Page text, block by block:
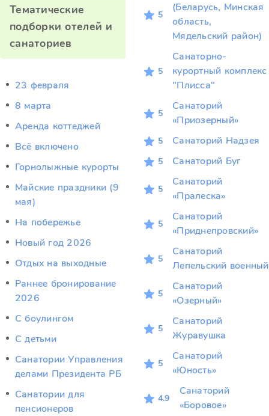
Тематические
подборки отелей и
санаториев
23 февраля
8 марта
Аренда коттеджей
Всё включено
Горнолыжные курорты
Майские праздники (9
мая)
На побережье
Новый год 2026
Отдых на выходные
Раннее бронирование
2026
С боулингом
С детьми
Санатории Управления
делами Президента РБ
Санатории для
пенсионеров
5
(Беларусь, Минская
область,
Мядельский район)
5
Санаторно-
курортный комплекс
"Плисса"
5
Санаторий
«Приозерный»
5 Санаторий Надзея
5 Санаторий Буг
5
Санаторий
«Пралеска»
5
Санаторий
«Приднепровский»
5
Санаторий
Лепельский военный
5
Санаторий
«Озерный»
5
Санаторий
Журавушка
5
Санаторий
«Юность»
4.9
Санаторий
«Боровое»